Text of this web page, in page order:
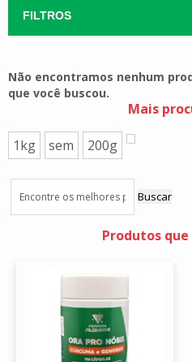
Não encontramos nenhum
que você buscou.
Mais
1kg sem 200g
Buscar
Produtos